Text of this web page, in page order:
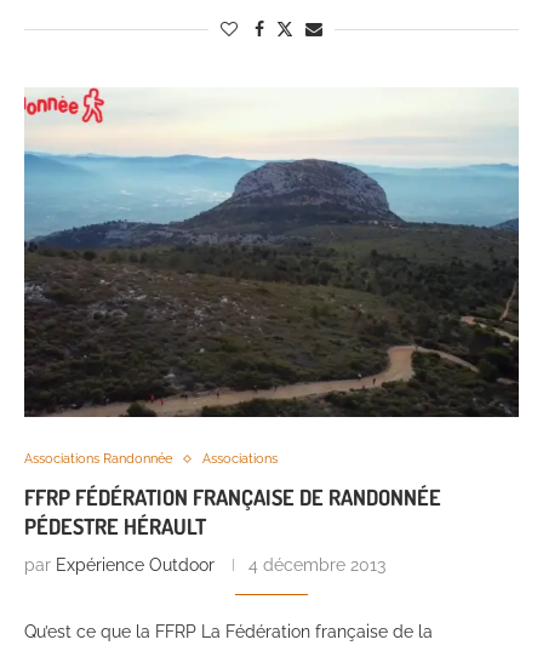
Associations Randonnée Associations
FFRP FÉDÉRATION FRANÇAISE DE RANDONNÉE
PÉDESTRE HÉRAULT
par Expérience Outdoor 4 décembre 2013
Qu’est ce que la FFRP La Fédération française de la